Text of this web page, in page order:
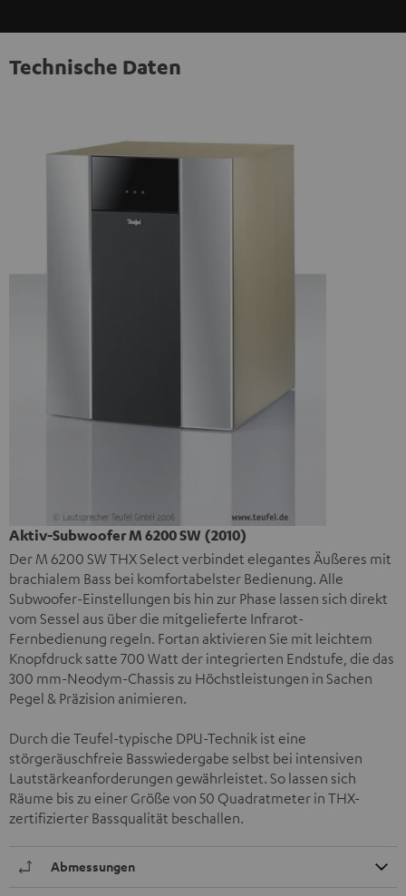
Technische Daten
Aktiv-Subwoofer M 6200 SW (2010)
Der M 6200 SW THX Select verbindet elegantes Äußeres mit
brachialem Bass bei komfortabelster Bedienung. Alle
Subwoofer-Einstellungen bis hin zur Phase lassen sich direkt
vom Sessel aus über die mitgelieferte Infrarot-
Fernbedienung regeln. Fortan aktivieren Sie mit leichtem
Knopfdruck satte 700 Watt der integrierten Endstufe, die das
300 mm-Neodym-Chassis zu Höchstleistungen in Sachen
Pegel & Präzision animieren.
Durch die Teufel-typische DPU-Technik ist eine
störgeräuschfreie Basswiedergabe selbst bei intensiven
Lautstärkeanforderungen gewährleistet. So lassen sich
Räume bis zu einer Größe von 50 Quadratmeter in THX-
zertifizierter Bassqualität beschallen.
Abmessungen